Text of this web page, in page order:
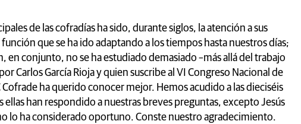
de las cofradías ha sido, durante siglos, la atención a sus
que se ha ido adaptando a los tiempos hasta nuestros días;
en conjunto, no se ha estudiado demasiado –más allá del trabajo
Carlos García Rioja y quien suscribe al VI Congreso Nacional de
Cofrade ha querido conocer mejor. Hemos acudido a las dieciséis
ellas han respondido a nuestras breves preguntas, excepto Jesús
lo ha considerado oportuno. Conste nuestro agradecimiento.